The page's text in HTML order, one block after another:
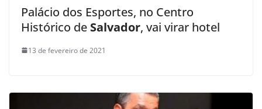
Palácio dos Esportes, no Centro
Histórico de Salvador, vai virar hotel
13 de fevereiro de 2021